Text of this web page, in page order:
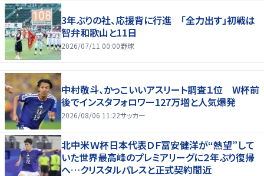
3年ぶりの社、応援背に行進 「全力出す」初戦は
智弁和歌山と11日
2026/07/11 00:00野球
中村敬斗、かっこいいアスリート調査１位 W杯前
後でインスタフォロワー127万増と人気爆発
2026/08/06 11:22サッカー
北中米Ｗ杯日本代表ＤＦ冨安健洋が“熱望”して
いた世界最高峰のプレミアリーグに２年ぶり復帰
へ…クリスタルパレスと正式契約間近